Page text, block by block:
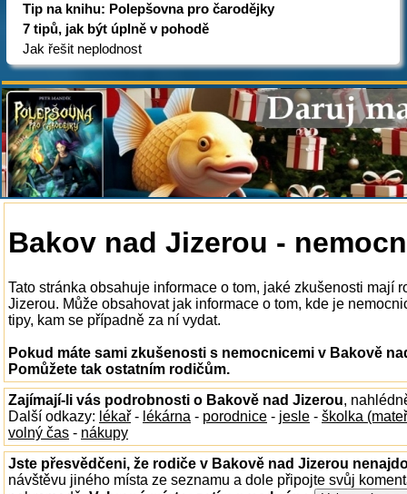
Tip na knihu: Polepšovna pro čarodějky
7 tipů, jak být úplně v pohodě
Jak řešit neplodnost
Bakov nad Jizerou -
Tato stránka obsahuje informace o tom, jaké zkušenosti mají
Jizerou. Může obsahovat jak informace o tom, kde je
tipy, kam se případně za ní vydat.
Pokud máte sami zkušenosti s nemocnicemi v Bakově
Pomůžete tak ostatním rodičům.
Zajímají-li vás podrobnosti o Bakově nad Jizerou,
Další odkazy: lékař - lékárna - porodnice - jesle - školka
volný čas - nákupy
Jste přesvědčeni, že rodiče v Bakově nad Jizerou
návštěvu jiného místa ze seznamu a dole připojte svůj